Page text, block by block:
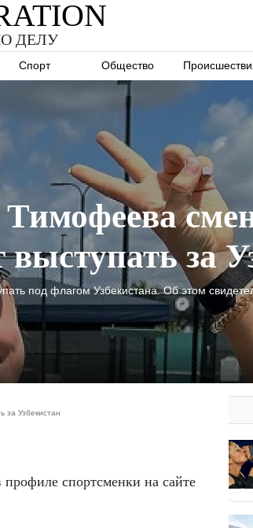
ДЕЛУ
Спорт Общество
за
под флагом Узбекистана. Об этом
за Узбекистан